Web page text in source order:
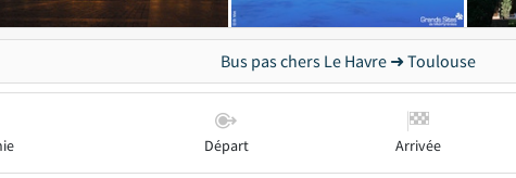
Bus pas chers Le Havre ➜ Toulouse
Départ Arrivée